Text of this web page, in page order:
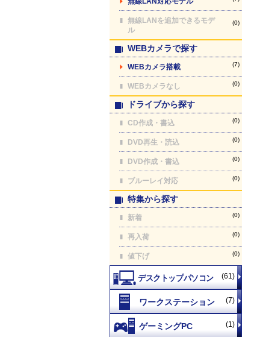
無線LANを追加できるモデ
ル
(0)
WEBカメラで探す
WEBカメラ搭載 (7)
WEBカメラなし (0)
ドライブから探す
CD作成・書込 (0)
DVD再生・読込 (0)
DVD作成・書込 (0)
ブルーレイ対応 (0)
特集から探す
新着 (0)
再入荷 (0)
値下げ (0)
(61)
(7)
(1)